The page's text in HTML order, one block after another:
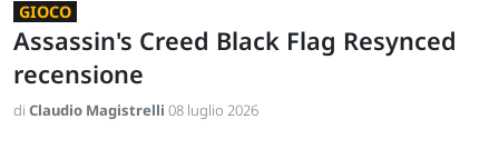
GIOCO
Assassin's Creed Black Flag Resynced
recensione
di Claudio Magistrelli 08 luglio 2026